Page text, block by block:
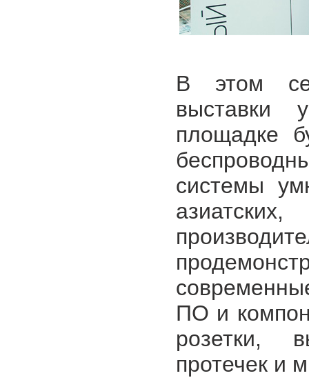
В этом
выставки
площадке
системы
ПО и
розетки,
протечек и